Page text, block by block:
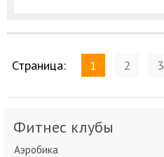
Страница: 1 2 3
Фитнес клубы
Аэробика